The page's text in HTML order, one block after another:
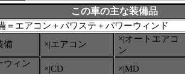
この車の主な装備品
＝エアコン＋パワステ＋パワーウィンド
備
×|エアコン
×|オートエアコ
ン
ウィン
×|CD ×|MD